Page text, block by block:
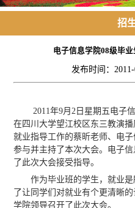
招
电子信息学院08级毕
发布时间：
2011年9月2日星期五电子
在四川大学望江校区东三教演
就业指导工作的蔡昕老师、电
参与并主持了本次大会。电子
了此次大会接受指导。
作为毕业班的学生，就业
了让同学们对就业有个更清晰
学院领导召开了此次大会。